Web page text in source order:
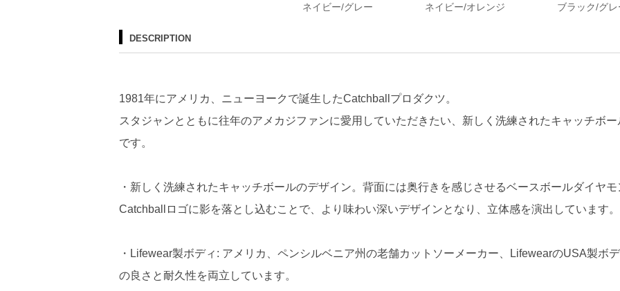
ネイビー/グレー ネイビー/オレンジ ブラック/グレ
DESCRIPTION
1981年にアメリカ、ニューヨークで誕生したCatchballプロダクツ。
スタジャンとともに往年のアメカジファンに愛用していただきたい、新しく洗練されたキャッチボ
です。
・新しく洗練されたキャッチボールのデザイン。背面には奥行きを感じさせるベースボールダイヤ
Catchballロゴに影を落とし込むことで、より味わい深いデザインとなり、立体感を演出しています。
・Lifewear製ボディ: アメリカ、ペンシルベニア州の老舗カットソーメーカー、LifewearのUSA製ボ
の良さと耐久性を両立しています。